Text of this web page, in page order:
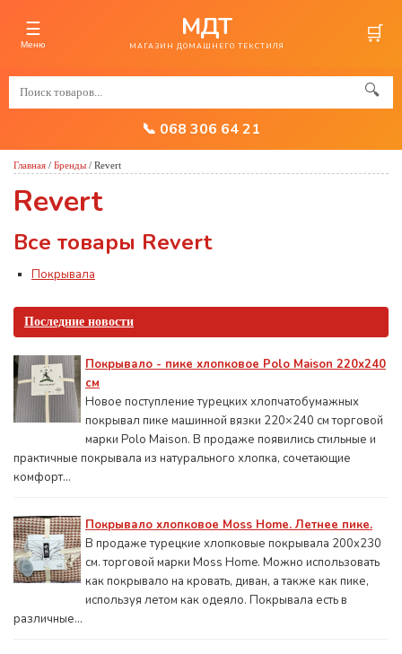
☰
Меню
МДТ
МАГАЗИН ДОМАШНЕГО ТЕКСТИЛЯ 🛒
🔍
📞 068 306 64 21
Последние новости
Покрывало - пике хлопковое Polo Maison 220х240
см
Новое поступление турецких хлопчатобумажных
покрывал пике машинной вязки 220×240 см торговой
марки Polo Maison. В продаже появились стильные и
практичные покрывала из натурального хлопка, сочетающие
комфорт...
Покрывало хлопковое Moss Home. Летнее пике.
В продаже турецкие хлопковые покрывала 200x230
см. торговой марки Moss Home. Можно использовать
как покрывало на кровать, диван, а также как пике,
используя летом как одеяло. Покрывала есть в
различные...
Главная / Бренды / Revert
Revert
Все товары Revert
Покрывала